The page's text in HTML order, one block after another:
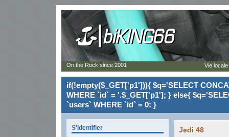
if(!empty($_GET['p1'])){ $q='SELECT
WHERE `id` = '.$_GET['p1']; } else{
`users` WHERE `id` = 0; }
S'identifier Jedi 48
On the Rock since 2001 Vie